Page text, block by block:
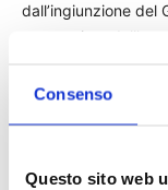
Consenso
Questo sito web
dall’ingiunzione
pronunciate
utilità, se si
Sara anche vero